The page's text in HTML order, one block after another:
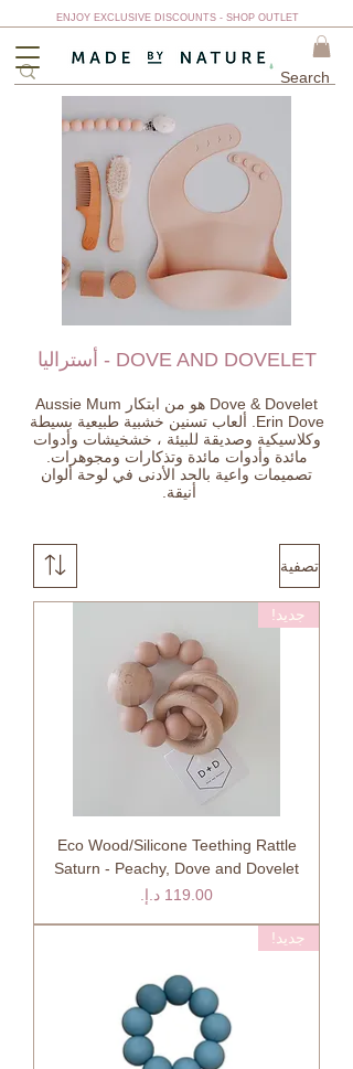
ENJOY EXCLUSIVE DISCOUNTS - SHOP OUTLET
DOVE AND DOVELET - أستراليا
Dove & Dovelet هو من ابتكار Aussie Mum
Erin Dove. ألعاب تسنين خشبية طبيعية بسيطة
وكلاسيكية وصديقة للبيئة ، خشخيشات وأدوات
مائدة وأدوات مائدة وتذكارات ومجوهرات.
تصميمات واعية بالحد الأدنى في لوحة ألوان
أنيقة.
تصفية
جديد!
Eco Wood/Silicone Teething Rattle
Saturn - Peachy, Dove and Dovelet
السعر
جديد!